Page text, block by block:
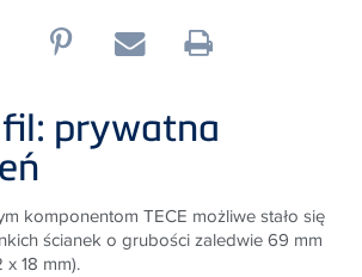
prywatna
komponentom TECE możliwe stało się
ścianek o grubości zaledwie 69 mm
18 mm).